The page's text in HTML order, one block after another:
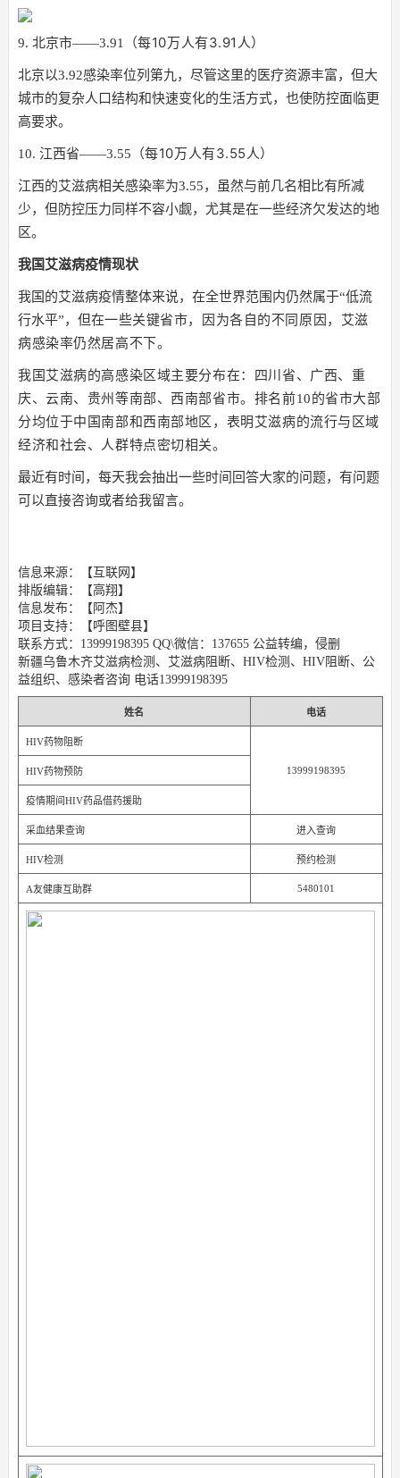
9. 北京市——3.91 （每10万人有3.91人）
北京以3.92感染率位列第九，尽管这里的医疗资源丰富，但大
城市的复杂人口结构和快速变化的生活方式，也使防控面临更
高要求。
10. 江西省——3.55 （每10万人有3.55人）
江西的艾滋病相关感染率为3.55，虽然与前几名相比有所减
少，但防控压力同样不容小觑，尤其是在一些经济欠发达的地
区。
我国艾滋病疫情现状
我国的艾滋病疫情整体来说，在全世界范围内仍然属于“低流
行水平”，但在一些关键省市，因为各自的不同原因，艾滋
病感染率仍然居高不下。
我国艾滋病的高感染区域主要分布在：四川省、广西、重
庆、云南、贵州等南部、西南部省市。
排名前10的省市大部
分均位于中国南部和西南部地区，表明艾滋病的流行与区域
经济和社会、人群特点密切相关。
最近有时间，每天我会抽出一些时间回答大家的问题，有问题
可以直接咨询或者给我留言。
信息来源：【互联网】
排版编辑：【高翔】
信息发布：【阿杰】
项目支持：【呼图壁县】
联系方式：13999198395 QQ\微信：137655 公益转编，侵删
新疆乌鲁木齐艾滋病检测、艾滋病阻断、HIV检测、HIV阻断、公
益组织、感染者咨询 电话13999198395
姓名 电话
HIV药物阻断
13999198395
HIV药物预防
疫情期间HIV药品借药援助
采血结果查询 进入查询
HIV检测 预约检测
A友健康互助群 5480101